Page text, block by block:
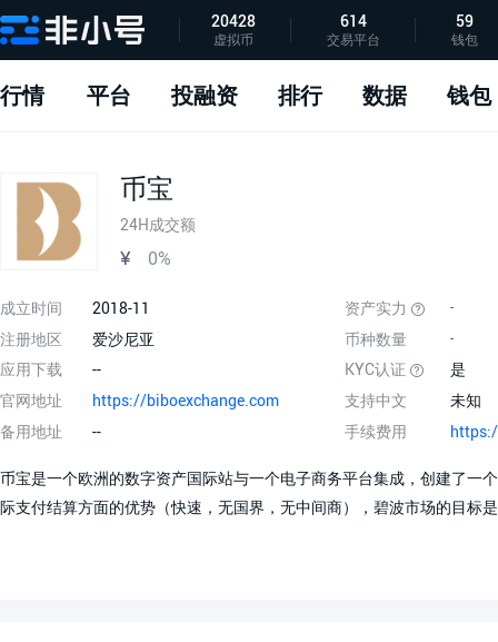
APP下载
指标说明
问题反馈
20428
虚拟币
614
交易平台
59
钱包
行情 平台 投融资 排行 数据 钱包
币宝
24H成交额
¥ 0%
成立时间
2018-11
注册地区
爱沙尼亚
应用下载
--
官网地址
https://biboexchange.com
备用地址
--
资产实力 -
币种数量 -
KYC认证
是
支持中文
未知
手续费用
币宝是一个欧洲的数字资产国际站与一个电子商务平台集成，创建了一
际支付结算方面的优势（快速，无国界，无中间商），碧波市场的目标